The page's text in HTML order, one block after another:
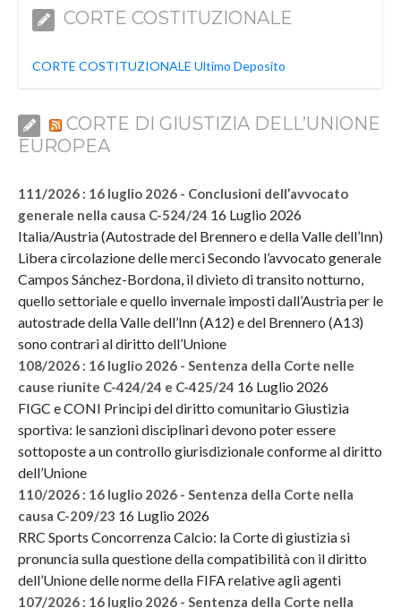
CORTE COSTITUZIONALE
CORTE COSTITUZIONALE Ultimo Deposito
CORTE DI GIUSTIZIA DELL’UNIONE
EUROPEA
111/2026 : 16 luglio 2026 - Conclusioni dell’avvocato
generale nella causa C-524/24 16 Luglio 2026
Italia/Austria (Autostrade del Brennero e della Valle dell’Inn)
Libera circolazione delle merci Secondo l’avvocato generale
Campos Sánchez-Bordona, il divieto di transito notturno,
quello settoriale e quello invernale imposti dall’Austria per le
autostrade della Valle dell’Inn (A12) e del Brennero (A13)
sono contrari al diritto dell’Unione
108/2026 : 16 luglio 2026 - Sentenza della Corte nelle
cause riunite C-424/24 e C-425/24 16 Luglio 2026
FIGC e CONI Principi del diritto comunitario Giustizia
sportiva: le sanzioni disciplinari devono poter essere
sottoposte a un controllo giurisdizionale conforme al diritto
dell’Unione
110/2026 : 16 luglio 2026 - Sentenza della Corte nella
causa C-209/23 16 Luglio 2026
RRC Sports Concorrenza Calcio: la Corte di giustizia si
pronuncia sulla questione della compatibilità con il diritto
dell’Unione delle norme della FIFA relative agli agenti
107/2026 : 16 luglio 2026 - Sentenza della Corte nella